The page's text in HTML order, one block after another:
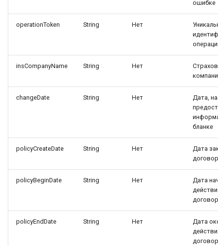
ошибке
operationToken String Нет
insCompanyName String Нет
changeDate String Нет
Дата,
бланке
policyCreateDate String Нет
Дата
policyBeginDate String Нет
Дата
policyEndDate String Нет
Дата